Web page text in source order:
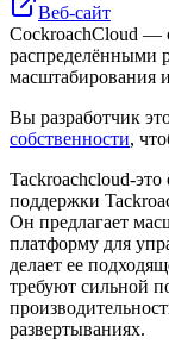
Веб-сайт
CockroachCloud —
распределёнными
масштабирования
Вы разработчик
собственности,
Tackroachcloud-это
поддержки
Он предлагает
платформу для
делает ее
требуют сильной
развертываниях.